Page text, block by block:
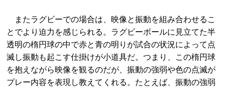
またラグビーでの場合は、映像と振動を組み合わせるこ
とでより迫力を感じられる。ラグビーボールに見立てた半
透明の楕円球の中で赤と青の明りが試合の状況によって点
滅し振動も起こす仕掛けが小道具だ。つまり、この楕円球
を抱えながら映像を観るのだが、振動の強弱や色の点滅が
プレー内容を表現し教えてくれる。たとえば、振動の強弱